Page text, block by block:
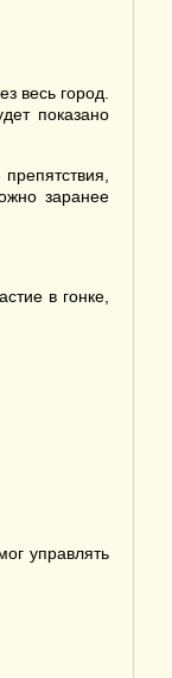
весь город.
показано
заранее
в гонке,
управлять